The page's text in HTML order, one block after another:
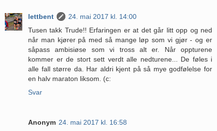
lettbent
24. mai 2017 kl. 14:00
Tusen takk Trude!! Erfaringen er at det går litt opp og ned
når man kjører på med så mange løp som vi gjør - og er
såpass ambisiøse som vi tross alt er. Når oppturene
kommer er de stort sett verdt alle nedturene... De føles i
alle fall større da. Har aldri kjent på så mye godfølelse for
en halv maraton liksom. (c:
Svar
Anonym 24. mai 2017 kl. 16:58